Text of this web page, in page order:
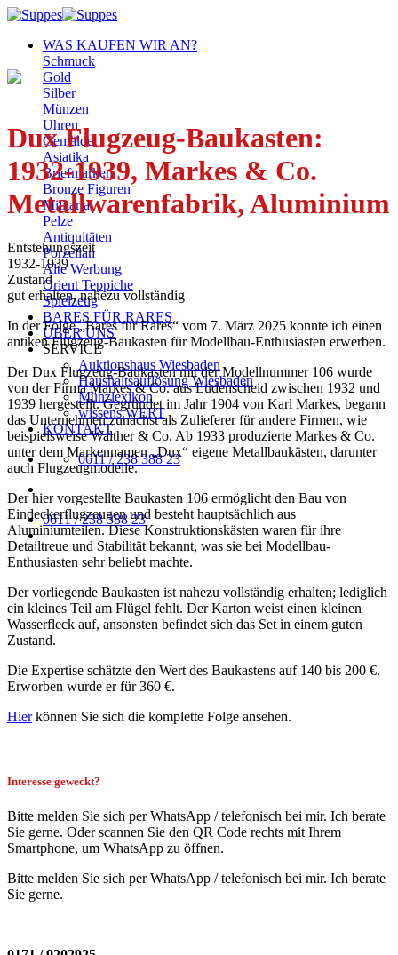
Zum
springenWAS KAUFEN WIR AN?
Schmuck
Gold
Silber
Münzen
Uhren
Gemälde
Asiatika
Briefmarken
Bronze Figuren
Militaria
Pelze
Antiquitäten
Porzellan
Alte Werbung
Orient Teppiche
Spielzeug
BARES FÜR RARES
ÜBER UNS
SERVICE
Auktionshaus Wiesbaden
Haushaltsauflösung Wiesbaden
Münzlexikon
wissens.WERT
KONTAKT
0611 / 238 388 23
0611 / 238 388 23
Dux Flugzeug-Baukasten:
1932-1939, Markes & Co.
Metallwarenfabrik, Aluminium
Entstehungszeit
1932-1939
Zustand
gut erhalten, nahezu vollständig
In der Folge „Bares für Rares“ vom 7. März 2025 konnte ich einen
antiken Flugzeug-Baukasten für Modellbau-Enthusiasten erwerben.
Der Dux Flugzeug-Baukasten mit der Modellnummer 106 wurde
von der Firma Markes & Co. aus Lüdenscheid zwischen 1932 und
1939 hergestellt. Gegründet im Jahr 1904 von Karl Markes, begann
das Unternehmen zunächst als Zulieferer für andere Firmen, wie
beispielsweise Walther & Co. Ab 1933 produzierte Markes & Co.
unter dem Markennamen „Dux“ eigene Metallbaukästen, darunter
auch Flugzeugmodelle.
Der hier vorgestellte Baukasten 106 ermöglicht den Bau von
Eindeckerflugzeugen und besteht hauptsächlich aus
Aluminiumteilen. Diese Konstruktionskästen waren für ihre
Detailtreue und Stabilität bekannt, was sie bei Modellbau-
Enthusiasten sehr beliebt machte.
Der vorliegende Baukasten ist nahezu vollständig erhalten; lediglich
ein kleines Teil am Flügel fehlt. Der Karton weist einen kleinen
Wasserfleck auf, ansonsten befindet sich das Set in einem guten
Zustand.
Die Expertise schätzte den Wert des Baukastens auf 140 bis 200 €.
Erworben wurde er für 360 €.
Hierkönnen Sie sich die komplette Folge ansehen.
Interesse geweckt?
Bitte melden Sie sich per WhatsApp / telefonisch bei mir. Ich berate
Sie gerne. Oder scannen Sie den QR Code rechts mit Ihrem
Smartphone, um WhatsApp zu öffnen.
Bitte melden Sie sich per WhatsApp / telefonisch bei mir. Ich berate
Sie gerne.